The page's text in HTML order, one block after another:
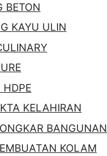
BETON
KAYU ULIN
HDPE
KELAHIRAN
BANGUNAN
KOLAM